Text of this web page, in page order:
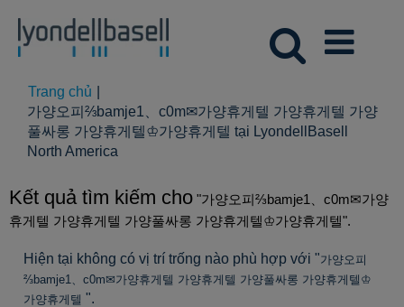
Trang chủ
가양오피⅔bamje1、c0m✉가양휴게텔 가양휴게텔 가양
풀싸롱 가양휴게텔♔가양휴게텔 tại LyondellBasell
North America
tại)
Kết quả tìm kiếm cho "가양오피⅔bamje1、c0m✉가양
휴게텔 가양휴게텔 가양풀싸롱 가양휴게텔♔가양휴게텔".
Hiện tại không có vị trí trống nào phù hợp với "가양오피
⅔bamje1、c0m✉가양휴게텔 가양휴게텔 가양풀싸롱 가양휴게텔♔
가양휴게텔 ".